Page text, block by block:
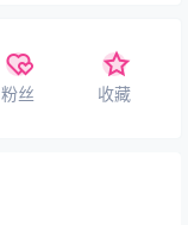
粉丝 收藏